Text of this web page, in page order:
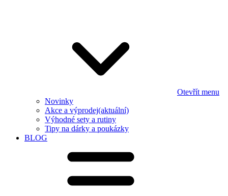
Otevřít menu
Novinky
Akce a výprodej(aktuální)
Výhodné sety a rutiny
Tipy na dárky a poukázky
BLOG